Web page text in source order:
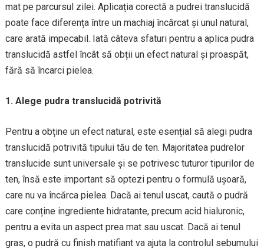
mat pe parcursul zilei. Aplicația corectă a pudrei translucidă
poate face diferența între un machiaj încărcat și unul natural,
care arată impecabil. Iată câteva sfaturi pentru a aplica pudra
translucidă astfel încât să obții un efect natural și proaspăt,
fără să încarci pielea.
1. Alege pudra translucidă potrivită
Pentru a obține un efect natural, este esențial să alegi pudra
translucidă potrivită tipului tău de ten. Majoritatea pudrelor
translucide sunt universale și se potrivesc tuturor tipurilor de
ten, însă este important să optezi pentru o formulă ușoară,
care nu va încărca pielea. Dacă ai tenul uscat, caută o pudră
care conține ingrediente hidratante, precum acid hialuronic,
pentru a evita un aspect prea mat sau uscat. Dacă ai tenul
gras, o pudră cu finish matifiant va ajuta la controlul sebumului